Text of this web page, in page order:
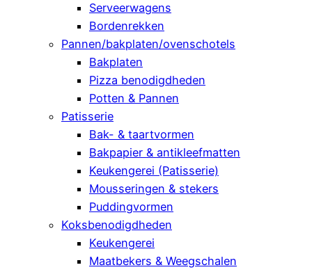
Serveerwagens
Bordenrekken
Pannen/bakplaten/ovenschotels
Bakplaten
Pizza benodigdheden
Potten & Pannen
Patisserie
Bak- & taartvormen
Bakpapier & antikleefmatten
Keukengerei (Patisserie)
Mousseringen & stekers
Puddingvormen
Koksbenodigdheden
Keukengerei
Maatbekers & Weegschalen